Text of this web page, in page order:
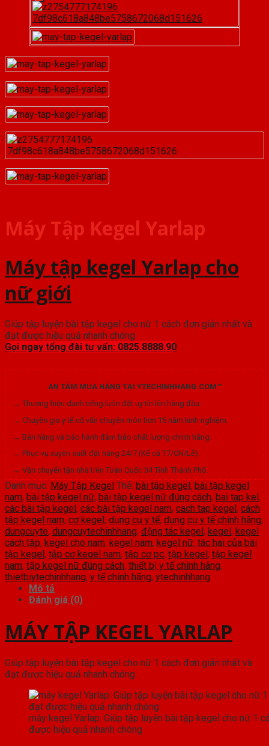
Máy Tập Kegel Yarlap
Máy tập kegel Yarlap cho
nữ giới
Giúp tập luyện bài tập kegel cho nữ 1 cách đơn giản nhất và
đạt được hiệu quả nhanh chóng
Gọi ngay tổng đài tư vấn: 0825.8888.90
AN TÂM MUA HÀNG TẠI YTECHINHHANG.COM™
→ Thương hiệu danh tiếng luôn đặt uy tín lên hàng đầu.
→ Chuyên gia y tế cố vấn chuyên môn hơn 15 năm kinh nghiệm.
→ Bán hàng và bảo hành đảm bảo chất lượng chính hãng.
→ Phục vụ xuyên suốt đặt hàng 24/7 (Kể cả T7/CN/Lễ).
→ Vận chuyển tận nhà trên Toàn Quốc 34 Tỉnh Thành Phố.
Danh mục: Máy Tập Kegel Thẻ: bài tập kegel, bài tập kegel
nam, bài tập kegel nữ, bài tập kegel nữ đúng cách, bai tap kel,
các bài tập kegel, các bài tập kegel nam, cach tap kegel, cách
tập kegel nam, cơ kegel, dụng cụ y tế, dụng cụ y tế chính hãng,
dungcuyte, dungcuytechinhhang, động tác kegel, kegel, kegel
cách tập, kegel cho nam, kegel nam, kegel nữ, tác hai của bài
tập kegel, tập cơ kegel nam, tập cơ pc, tập kegel, tập kegel
nam, tập kegel nữ đúng cách, thiết bị y tế chính hãng,
thietbiytechinhhang, y tế chính hãng, ytechinhhang
Mô tả
Đánh giá (0)
MÁY TẬP KEGEL YARLAP
Giúp tập luyện bài tập kegel cho nữ 1 cách đơn giản nhất và
đạt được hiệu quả nhanh chóng
máy kegel Yarlap: Giúp tập luyện bài tập kegel cho nữ 1
được hiệu quả nhanh chóng